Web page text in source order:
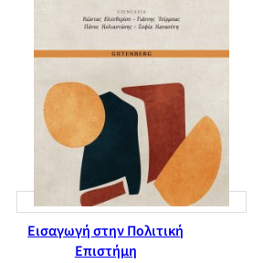
Εισαγωγή στην Πολιτική
Επιστήμη